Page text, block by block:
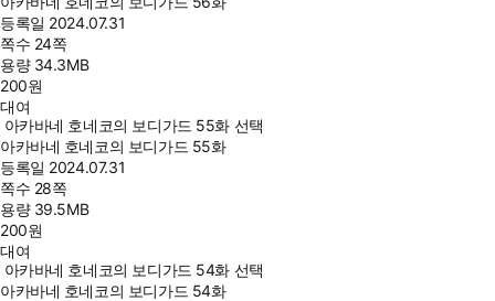
등록일 2024.07.31
쪽수 24쪽
용량 34.3MB
200원
대여
아카바네 호네코의 보디가드 55화 선택
아카바네 호네코의 보디가드 55화
등록일 2024.07.31
쪽수 28쪽
용량 39.5MB
200원
대여
아카바네 호네코의 보디가드 54화 선택
아카바네 호네코의 보디가드 54화